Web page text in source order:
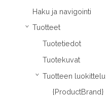
Haku ja navigointi
› Tuotteet
Tuotetiedot
Tuotekuvat
› Tuotteen luokittelu
{ProductBrand}